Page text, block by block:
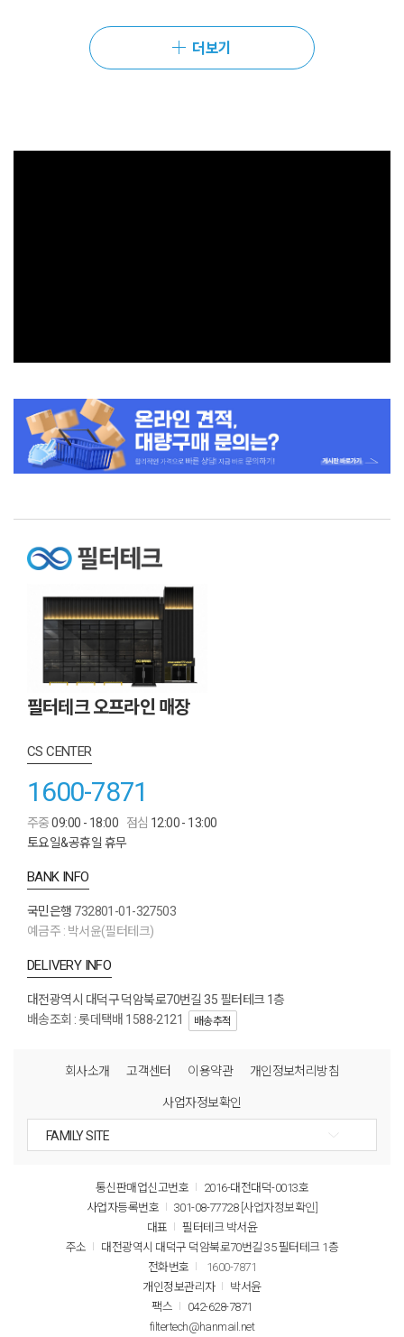
더보기
필터테크 오프라인 매장
CS CENTER
1600-7871
주중09:00 - 18:00 점심 12:00 - 13:00
토요일&공휴일 휴무
BANK INFO
국민은행 732801-01-327503
예금주 : 박서윤(필터테크)
DELIVERY INFO
대전광역시 대덕구 덕암북로70번길 35 필터테크 1층
배송조회 : 롯데택배 1588-2121
배송추적
회사소개 고객센터 이용약관 개인정보처리방침
사업자정보확인
통신판매업신고번호
2016-대전대덕-0013호
사업자등록번호
301-08-77728 [사업자정보확인]
대표
필터테크 박서윤
주소
대전광역시 대덕구 덕암북로70번길 35 필터테크 1층
전화번호
1600-7871
개인정보관리자
박서윤
팩스
042-628-7871
filtertech@hanmail.net